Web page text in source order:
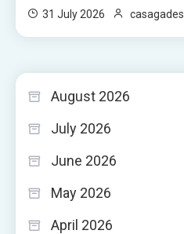
31 July 2026 casagades
August 2026
July 2026
June 2026
May 2026
April 2026